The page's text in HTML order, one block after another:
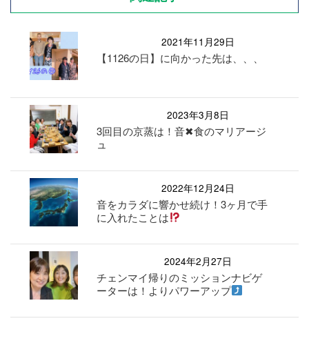
2021年11月29日
【1126の日】に向かった先は、、、
2023年3月8日
3回目の京蒸は！音✖︎食のマリアージ
ュ
2022年12月24日
音をカラダに響かせ続け！3ヶ月で手
に入れたことは
2024年2月27日
チェンマイ帰りのミッションナビゲ
ーターは！よりパワーアップ